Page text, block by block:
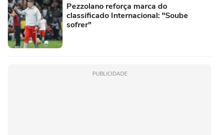
Pezzolano reforça marca do
classificado Internacional: "Soube
sofrer"
PUBLICIDADE